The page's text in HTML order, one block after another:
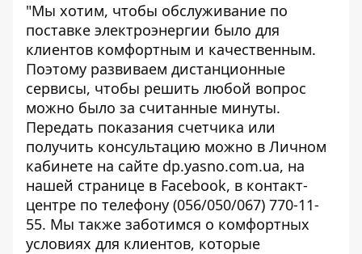
"Мы хотим, чтобы обслуживание по
поставке электроэнергии было для
клиентов комфортным и качественным.
Поэтому развиваем дистанционные
сервисы, чтобы решить любой вопрос
можно было за считанные минуты.
Передать показания счетчика или
получить консультацию можно в Личном
кабинете на сайте dp.yasno.com.ua, на
нашей странице в Facebook, в контакт-
центре по телефону (056/050/067) 770-11-
55. Мы также заботимся о комфортных
условиях для клиентов, которые